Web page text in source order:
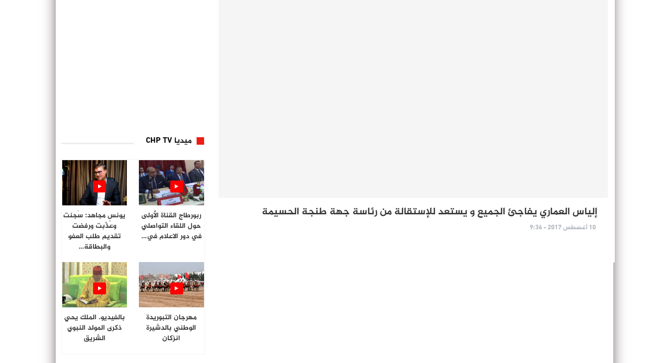
إلياس العماري يفاجئ الجميع و يستعد للإستقالة من رئاسة جهة طنجة الحسيمة
10 أغسطس 2017 - 9:36
ميديا CHP TV
ربورطاج القناة الأولى
حول اللقاء التواصلي
في دور الاعلام في…
يونس مجاهد: سُجنت
وعُذّبت ورفضت
تقديم طلب العفو
والبطاقة…
مهرجان التبوريدة
الوطني بالدشيرة
انزكان
بالفيديو. الملك يحي
ذكرى المولد النبوي
الشريق